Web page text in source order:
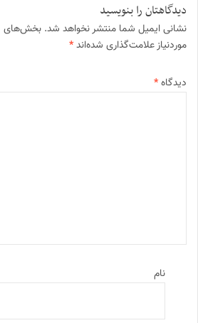
دیدگاهتان را بنویسید
نشانی ایمیل شما منتشر نخواهد شد. بخش‌های
موردنیاز علامت‌گذاری شده‌اند*
دیدگاه*
نام